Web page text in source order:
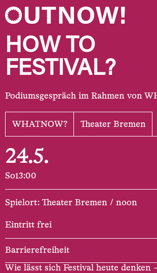
HOW TO
FESTIVAL?
Podiumsgespräch im Rahmen von
WHATNOW? Theater Bremen
24.5.
So13:00
Spielort: Theater Bremen / noon
Eintritt frei
Barrierefreiheit
Wie lässt sich Festival heute denken